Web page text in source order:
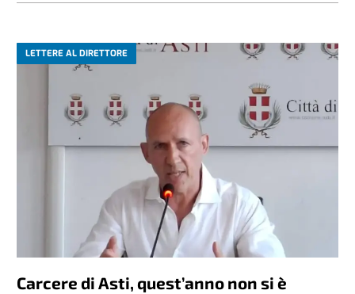
LETTERE AL DIRETTORE
Carcere di Asti, quest’anno non si è